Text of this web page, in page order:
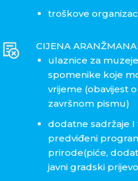
troškove
CIJENA
ulaznice za
spomenike koje
vrijeme (obavijest
završnom pismu)
dodatne sadržaje
predviđeni
prirode(piće,
javni gradski